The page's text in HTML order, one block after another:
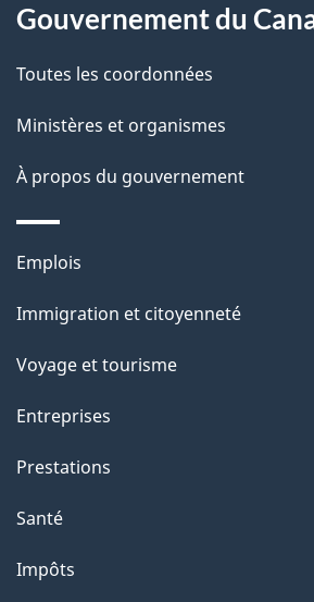
e
l
a
p
a
g
e
Gouvernement du
Toutes les coordonnées
Ministères et organismes
À propos du gouvernement
Thèmes
sujets
Emplois
Immigration et citoyenneté
Voyage et tourisme
Entreprises
Prestations
Santé
Impôts